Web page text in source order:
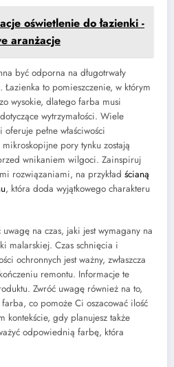
oświetlenie do łazienki -
aranżacje
być odporna na długotrwały
to pomieszczenie, w którym
wysokie, dlatego farba musi
wytrzymałości. Wiele
pełne właściwości
pory tynku zostają
wnikaniem wilgoci. Zainspiruj
rozwiązaniami, na przykład ścianą
, która doda wyjątkowego charakteru
na czas, jaki jest wymagany na
malarskiej. Czas schnięcia i
ochronnych jest ważny, zwłaszcza
remontu. Informacje te
Zwróć uwagę również na to,
co pomoże Ci oszacować ilość
kontekście, gdy planujesz także
odpowiednią farbę, która